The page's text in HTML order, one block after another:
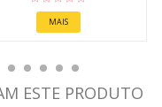
MAIS
ESTE PRODUTO